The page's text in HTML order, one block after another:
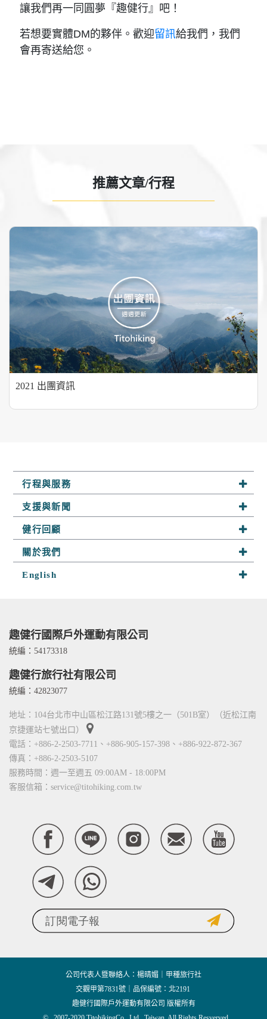
讓我們再一同圓夢『趣健行』吧！
若想要實體DM的夥伴。歡迎留訊給我們，我們
會再寄送給您。
推薦文章/行程
—————————————————
2021 出團資訊
行程與服務
系列行程
半自助行
客製行程
山野小舖
山野學堂
支援與新聞
最新活動
山野快訊
參團須知
健行回顧
趣健行足跡
探險相簿
關於我們
關於趣健行
人才招募
TITO card 優惠卡
合作關係
English
Contact Us
趣健行國際戶外運動有限公司
統編：54173318
趣健行旅行社有限公司
統編：42823077
地址：104台北市中山區松江路131號5樓之一（501B室）（近松江南
京捷運站七號出口）
電話：+886-2-2503-7711、+886-905-157-398、+886-922-872-367
傳真：+886-2-2503-5107
服務時間：週一至週五 09:00AM - 18:00PM
客服信箱：service@titohiking.com.tw
公司代表人暨聯絡人：楊晴媚｜甲種旅行社
交觀甲第7831號｜品保編號：北2191
趣健行國際戶外運動有限公司 版權所有